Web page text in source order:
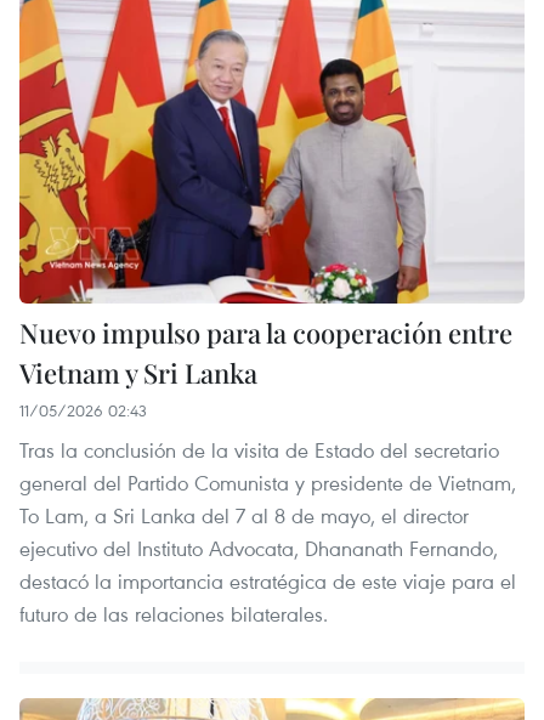
Nuevo impulso para la cooperación entre
Vietnam y Sri Lanka
11/05/2026 02:43
Tras la conclusión de la visita de Estado del secretario
general del Partido Comunista y presidente de Vietnam,
To Lam, a Sri Lanka del 7 al 8 de mayo, el director
ejecutivo del Instituto Advocata, Dhananath Fernando,
destacó la importancia estratégica de este viaje para el
futuro de las relaciones bilaterales.